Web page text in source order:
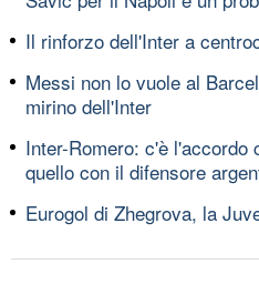
Il rinforzo dell'Inter a
Messi non lo vuole al
mirino dell'Inter
Inter-Romero: c'è l'accordo
quello con il difensore
Eurogol di Zhegrova, la